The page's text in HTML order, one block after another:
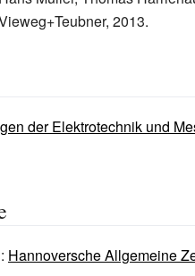
2013.
der Elektrotechnik und
Hannoversche Allgemeine